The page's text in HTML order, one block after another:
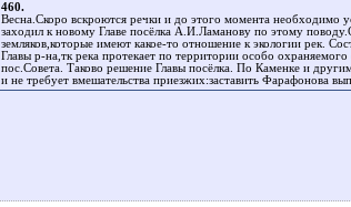
460.
Весна.Скоро вскроются речки и до этого момента необходимо
заходил к новому Главе посёлка А.И.Ламанову по этому
земляков,которые имеют какое-то отношение к экологии рек.
Главы р-на,тк река протекает по территории особо
пос.Совета. Таково решение Главы посёлка. По Каменке и
и не требует вмешательства приезжих:заставить Фарафонова